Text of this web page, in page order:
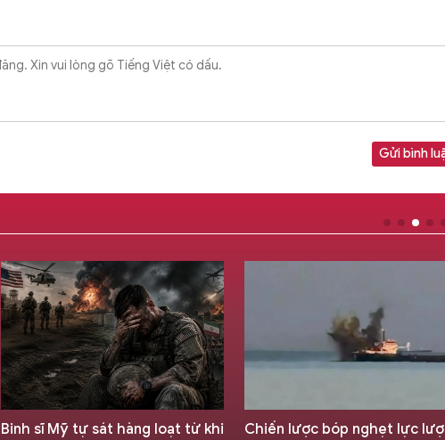
Gửi bình
Binh sĩ Mỹ tự sát hàng loạt từ khi
Chiến lược bóp nghẹt lực